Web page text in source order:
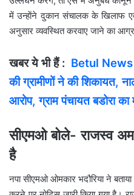
में उन्हाेंने दुकान संचालक के खिलाफ
अनुसार व्यवस्थित करवाए जाने का
खबर ये भी हैं : Betul News
की ग्रामीणों ने की शिकायत,
आरोप, ग्राम पंचायत बडोरा का
सीएमओ बोले- राजस्व
है
नपा सीएमओ ओमकार भदौरिया ने